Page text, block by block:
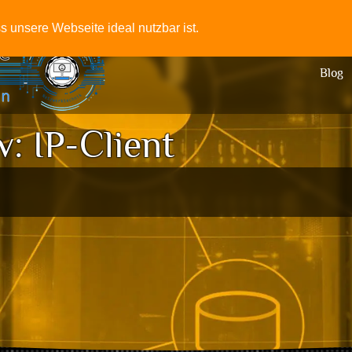
unsere Webseite ideal nutzbar ist.
Blog
IP-Client